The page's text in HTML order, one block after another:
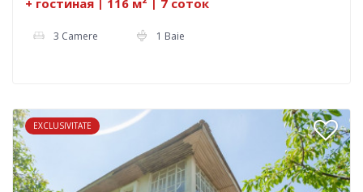
+ гостиная | 116 м² | 7 соток
3 Camere 1 Baie
EXCLUSIVITATE